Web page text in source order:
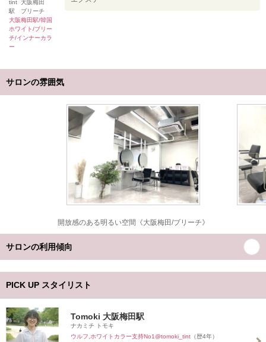
tint 大阪梅田
駅 ブリーチ
大阪梅田駅/韓国
ホワイト/ブリー
チ/インナーカラ
ー
サロンの雰囲気
開放感のある明るい空間《大阪梅田/ブリーチ》
サロンの利用傾向
PICK UP スタイリスト
Tomoki 大阪梅田駅
ナカミチ トモキ
ウルフ,ホワイトカラー支持No1@tomoki_tint （歴4年）